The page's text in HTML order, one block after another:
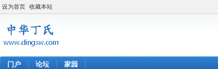
设为首页 收藏本站
门户 论坛 家园